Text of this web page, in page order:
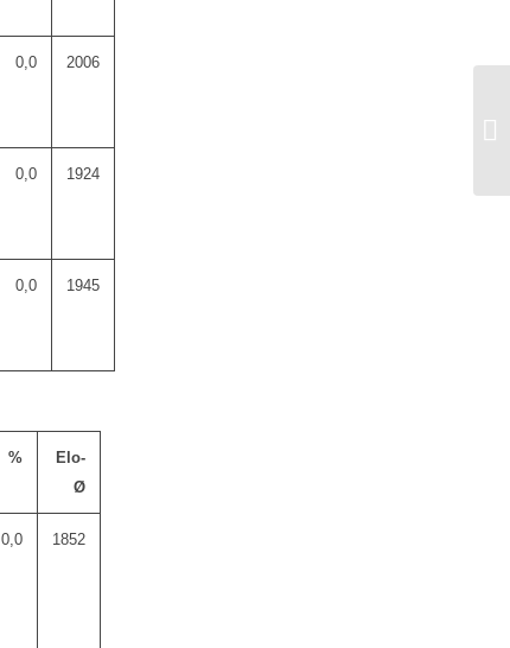
0,0 2006
0,0 1924
0,0 1945
%
Elo-
Ø
0,0 1852